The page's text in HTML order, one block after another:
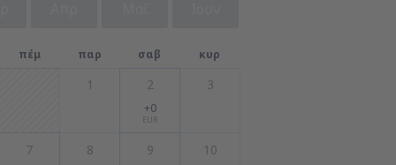
πέμ παρ σαβ κυρ
1 2
+0
EUR
3
7 8 9 10